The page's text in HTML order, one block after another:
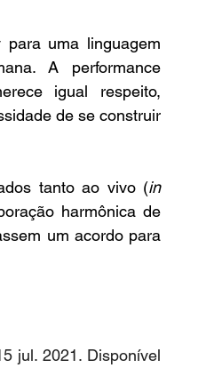
uma linguagem
A performance
igual respeito,
de se construir
tanto ao vivo (in
harmônica de
um acordo para
jul. 2021. Disponível